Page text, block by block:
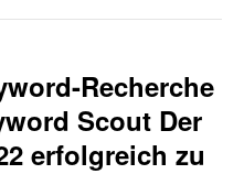
Recherche
Scout Der
erfolgreich zu